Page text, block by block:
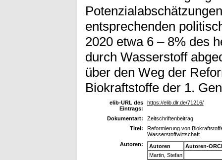
entsprechenden
2020 etwa 6 – 8% des
durch Wasserstoff
über den Weg der
Biokraftstoffe der 1.
elib-URL des
Eintrags:
https://elib.dlr.de/71216/
Dokumentart:
Zeitschriftenbeitrag
Titel:
Reformierung von
Wasserstoffwirtschaft
Autoren:
Autoren
Autoren-
Martin, Stefan